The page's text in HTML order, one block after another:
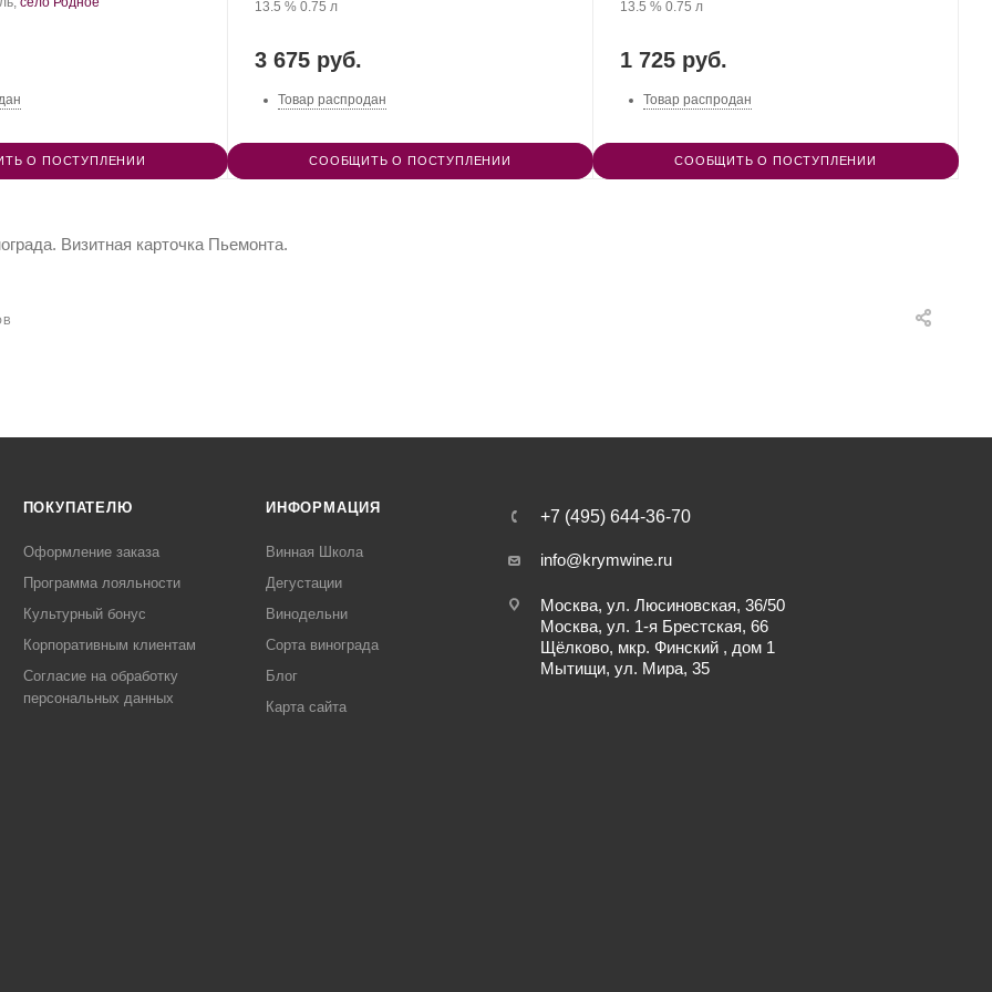
О ПОСТУПЛЕНИИ
Крепость
13.5 %. Объем
0.75 л
3 675 руб.
Товар распродан
СООБЩИТЬ О ПОСТУПЛЕНИИ
Крепость
13.5 %. Объем
0.75 л
1 725 руб.
Товар распродан
СООБЩИТЬ О ПОСТУПЛЕНИИ
Визитная карточка Пьемонта.
ПОКУПАТЕЛЮ
Оформление заказа
Программа лояльности
Культурный бонус
Корпоративным клиентам
Согласие на обработку
персональных данных
ИНФОРМАЦИЯ
Винная Школа
Дегустации
Винодельни
Сорта винограда
Блог
Карта сайта
+7 (495) 644-36-70
info@krymwine.ru
Москва, ул. Люсиновская, 36/50
Москва, ул. 1-я Брестская, 66
Щёлково, мкр. Финский , дом 1
Мытищи, ул. Мира, 35